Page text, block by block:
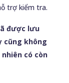
trợ kiểm tra.
được lưu
cũng không
có còn